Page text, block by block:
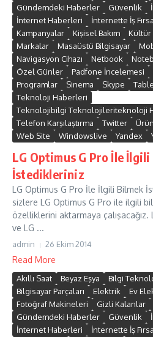
Gündemdeki Haberler
Güvenlik
İnternet Haberleri
İnternette İş
Kampanyalar
Kişisel Bakım
Kültür
Markalar
Masaüstü Bilgisayar
Navigasyon Cihazı
Netbook
Özel Günler
Padfone İncelemesi
Programlar
Sinema Skype
Teknoloji Haberleri
Teknolojibilgi Teknolojileriteknoloji
Telefon Karşılaştırma
Twitter
Web Site
Windowslive Yandex
LG Optimus G Pro İle
İstedikleriniz
LG Optimus G Pro İle İlgili Bilmek
sizlere LG Optimus G Pro ile ilgili
özelliklerini aktarmaya çalışacağız.
ve LG ...
admin 26 Ekim 2014
Read More
Akıllı Saat Beyaz Eşya Bilgi
Bilgisayar Parçaları
Elektrik Ev
Fotoğraf Makineleri
Gizli Kalanlar
Gündemdeki Haberler
Güvenlik
İnternet Haberleri
İnternette İş